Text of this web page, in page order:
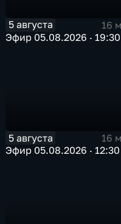
5 августа
16
Эфир 05.08.2026 · 19:30
5 августа
16
Эфир 05.08.2026 · 12:30